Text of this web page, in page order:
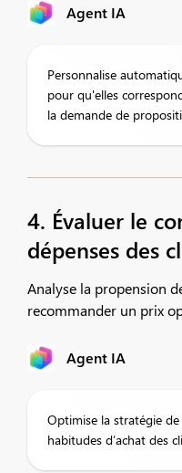
Agent IA
Personnalise
pour qu'elles
la demande de
4. Évaluer le
dépenses des
Analyse la propension
recommander un prix
Agent IA
Optimise la stratégie
habitudes d’achat des